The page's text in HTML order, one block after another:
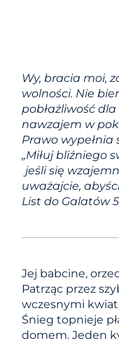
Wy, bracia moi,
wolności. Nie
pobłażliwość dla
nawzajem w
Prawo
„Miłuj bliźniego
jeśli się
uważajcie,
List do Galatów
Jej babcine,
Patrząc przez
wczesnymi
Śnieg topnieje
domem. Jeden